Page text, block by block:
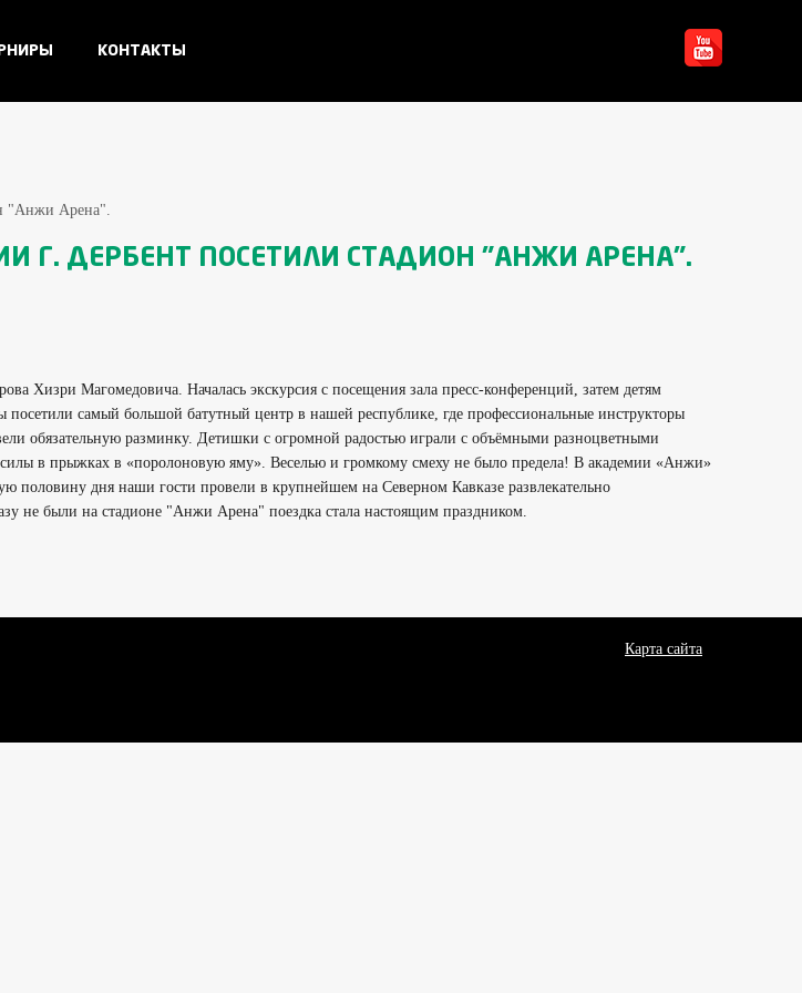
КОНТАКТЫ
"Анжи Арена".
Г. ДЕРБЕНТ ПОСЕТИЛИ СТАДИОН "АНЖИ АРЕНА".
Хизри Магомедовича. Началась экскурсия с посещения зала пресс-конференций, затем детям
посетили самый большой батутный центр в нашей республике, где профессиональные инструкторы
обязательную разминку. Детишки с огромной радостью играли с объёмными разноцветными
в прыжках в «поролоновую яму». Веселью и громкому смеху не было предела! В академии «Анжи»
половину дня наши гости провели в крупнейшем на Северном Кавказе развлекательно
не были на стадионе "Анжи Арена" поездка стала настоящим праздником.
Карта сайта